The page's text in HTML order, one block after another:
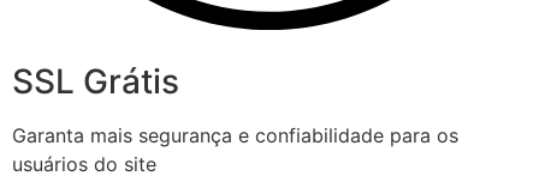
SSL Grátis
Garanta mais segurança e confiabilidade para os
usuários do site